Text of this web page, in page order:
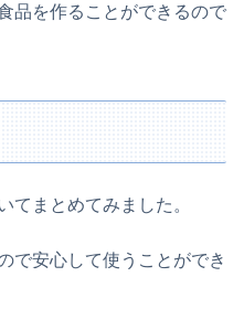
品を作ることができるので
てまとめてみました。
で安心して使うことができ